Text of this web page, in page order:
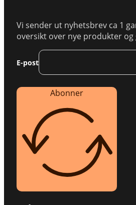
Vi sender ut nyhetsbrev ca 1
oversikt over nye produkter
E-post
Abonner